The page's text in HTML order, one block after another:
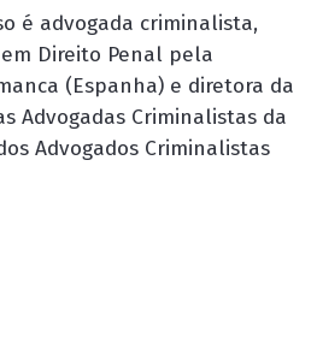
é advogada criminalista,
Direito Penal pela
(Espanha) e diretora da
Advogadas Criminalistas da
Advogados Criminalistas